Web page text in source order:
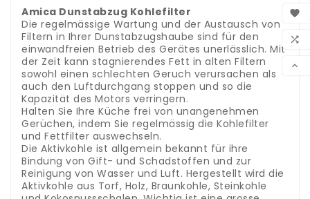



Amica Dunstabzug Kohlefilter
Die regelmässige Wartung und der Austausch von
Filtern in Ihrer Dunstabzugshaube sind für den
einwandfreien Betrieb des Gerätes unerlässlich. Mit
der Zeit kann stagnierendes Fett in alten Filtern
sowohl einen schlechten Geruch verursachen als
auch den Luftdurchgang stoppen und so die
Kapazität des Motors verringern.
Halten Sie Ihre Küche frei von unangenehmen
Gerüchen, indem Sie regelmässig die Kohlefilter
und Fettfilter auswechseln.
Die Aktivkohle ist allgemein bekannt für ihre
Bindung von Gift- und Schadstoffen und zur
Reinigung von Wasser und Luft. Hergestellt wird die
Aktivkohle aus Torf, Holz, Braunkohle, Steinkohle